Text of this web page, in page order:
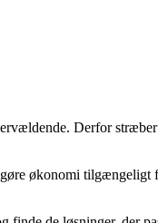
Derfor
økonomi tilgængeligt